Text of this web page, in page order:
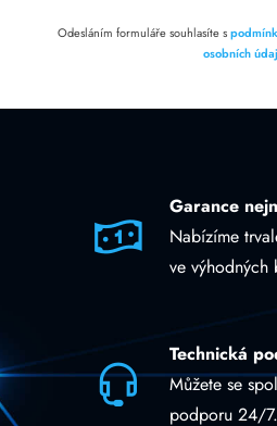
Odesláním formuláře souhlasíte s
osobních
Garance
Nabízíme
ve výhodných
Technická
Můžete se
podporu 24/7.